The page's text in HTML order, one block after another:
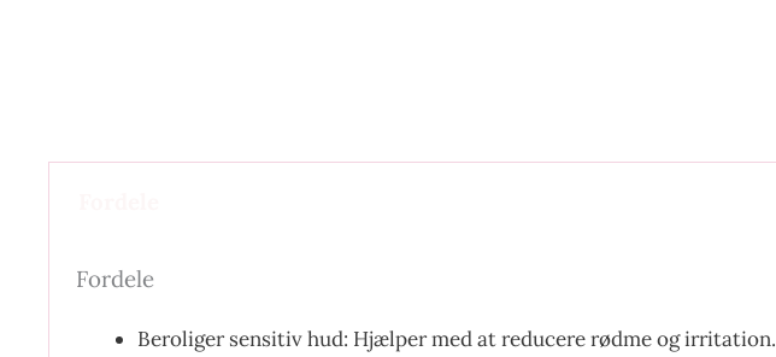
Fordele
Beroliger sensitiv hud: Hjælper med at reducere rødme og irritation.